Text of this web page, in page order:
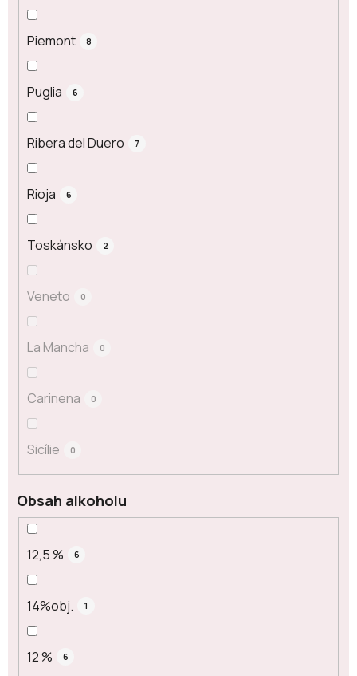
Piemont 8
Puglia 6
Ribera del Duero 7
Rioja 6
Toskánsko 2
Veneto 0
La Mancha 0
Carinena 0
Sicílie 0
Obsah alkoholu
12,5 % 6
14%obj. 1
12 % 6